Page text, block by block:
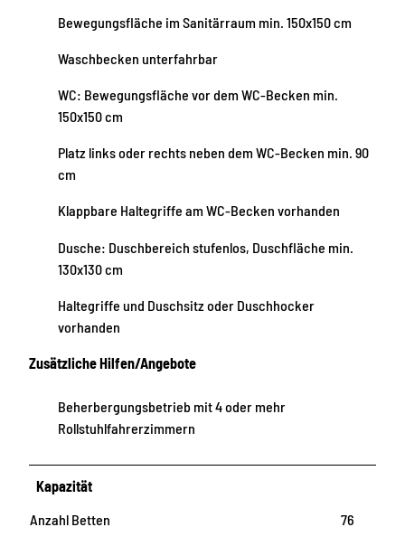
Bewegungsfläche im Sanitärraum min. 150x150 cm
Waschbecken unterfahrbar
WC: Bewegungsfläche vor dem WC-Becken min.
150x150 cm
Platz links oder rechts neben dem WC-Becken min. 90
cm
Klappbare Haltegriffe am WC-Becken vorhanden
Dusche: Duschbereich stufenlos, Duschfläche min.
130x130 cm
Haltegriffe und Duschsitz oder Duschhocker
vorhanden
Zusätzliche Hilfen/Angebote
Beherbergungsbetrieb mit 4 oder mehr
Rollstuhlfahrerzimmern
Kapazität
Anzahl Betten
76